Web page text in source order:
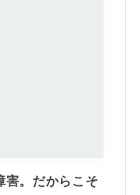
害。だからこそ